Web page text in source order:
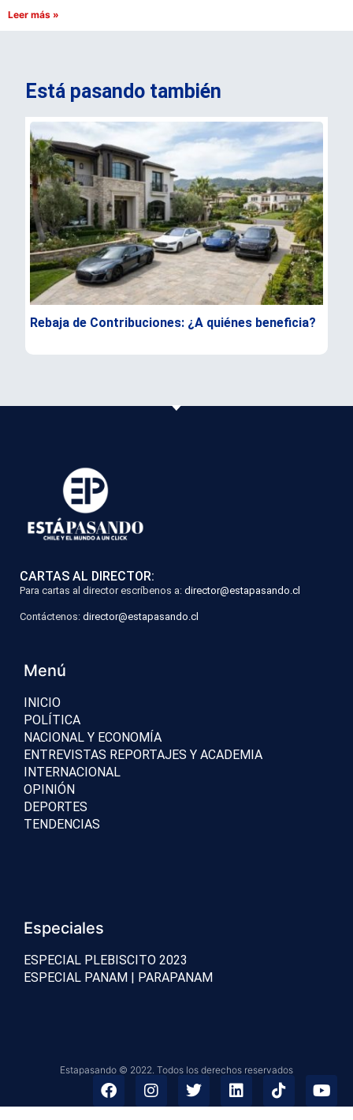
Leer más »
Está pasando también
Rebaja de Contribuciones: ¿A quiénes beneficia?
CARTAS AL DIRECTOR:
Para cartas al director escríbenos a: director@estapasando.cl
Contáctenos: director@estapasando.cl
Menú
INICIO
POLÍTICA
NACIONAL Y ECONOMÍA
ENTREVISTAS REPORTAJES Y ACADEMIA
INTERNACIONAL
OPINIÓN
DEPORTES
TENDENCIAS
Especiales
ESPECIAL PLEBISCITO 2023
ESPECIAL PANAM | PARAPANAM
Estapasando © 2022. Todos los derechos reservados